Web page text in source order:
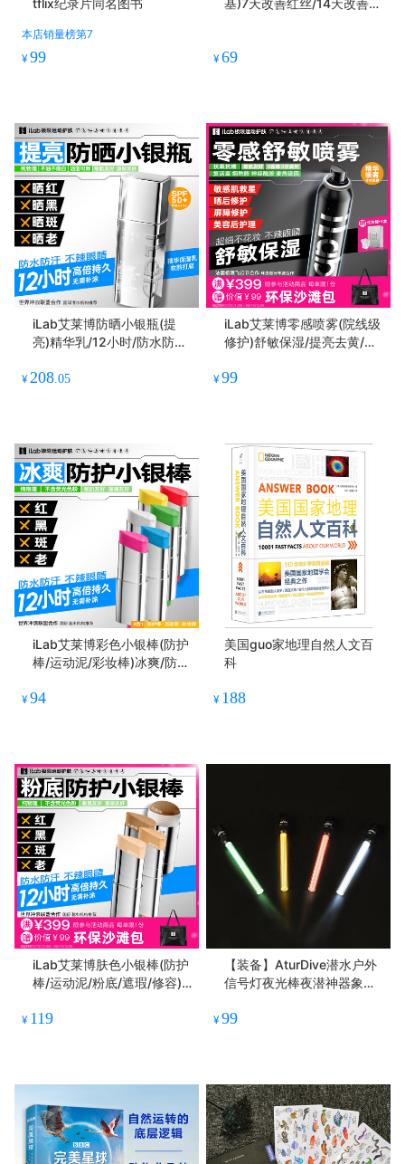
本店销量榜第7
¥99 ¥69
iLab艾莱博防晒小银瓶(提
亮)精华乳/12小时/防水防汗/
¥ 208 .05
iLab艾莱博零感喷雾(院线级
修护)舒敏保湿/提亮去黄/抗
¥99
iLab艾莱博彩色小银棒(防护
棒/运动泥/彩妆棒)冰爽/防水
¥94
美国guo家地理自然人文百
科
¥ 188
iLab艾莱博肤色小银棒(防护
棒/运动泥/粉底/遮瑕/修容)
¥ 119
【装备】AturDive潜水户外
信号灯夜光棒夜潜神器象拔
¥99